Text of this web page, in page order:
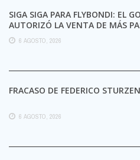
SIGA SIGA PARA FLYBONDI: EL
AUTORIZÓ LA VENTA DE MÁS
6 AGOSTO, 2026
FRACASO DE FEDERICO
6 AGOSTO, 2026